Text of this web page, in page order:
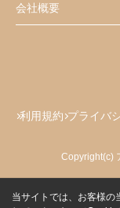
会社概要
利用規約 プライバ
Copyright(c)
当サイトでは、お客様の